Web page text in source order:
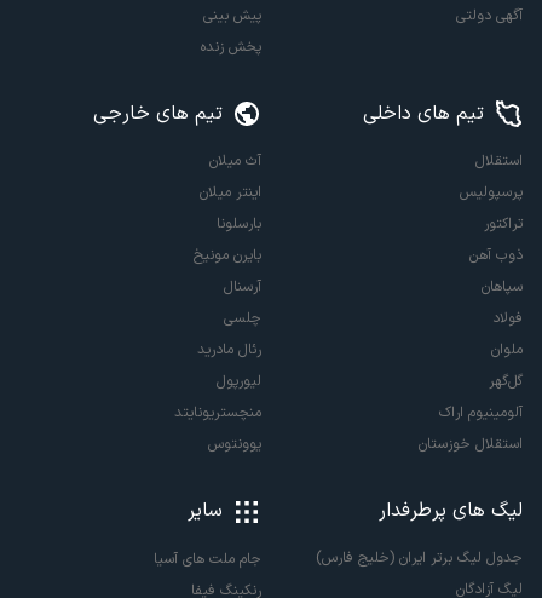
آگهی دولتی
پیش بینی
پخش زنده
تیم های داخلی
استقلال
پرسپولیس
تراکتور
ذوب آهن
سپاهان
فولاد
ملوان
گل‌گهر
آلومینیوم اراک
استقلال خوزستان
تیم های خارجی
آث میلان
اینتر میلان
بارسلونا
بایرن مونیخ
آرسنال
چلسی
رئال مادرید
لیورپول
منچستریونایتد
یوونتوس
لیگ های پرطرفدار
جدول لیگ برتر ایران (خلیج فارس)
لیگ آزادگان
سایر
جام ملت های آسیا
رنکینگ فیفا